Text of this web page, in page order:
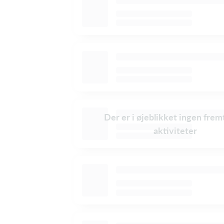
Der er i øjeblikket ingen
aktiviteter